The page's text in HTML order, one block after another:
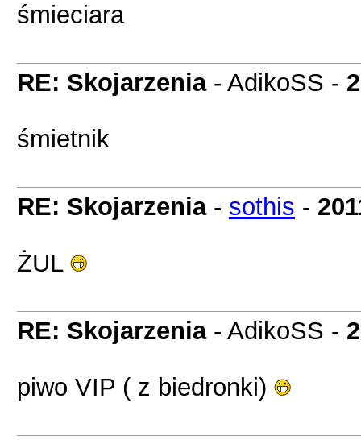
śmieciara
RE: Skojarzenia- AdikoSS -
śmietnik
RE: Skojarzenia- sothis -
ŻUL
RE: Skojarzenia- AdikoSS -
piwo VIP ( z biedronki)